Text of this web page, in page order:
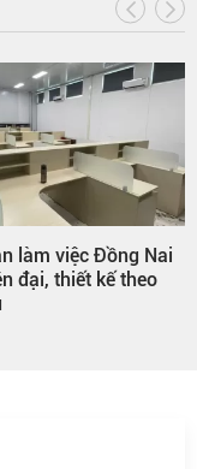
làm việc Đồng Nai
đại, thiết kế theo